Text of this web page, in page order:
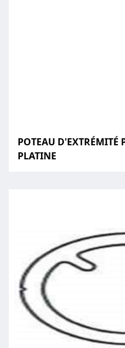
POTEAU D'EXTRÉMITÉ
PLATINE